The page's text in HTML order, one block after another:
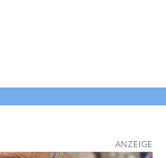
ANZEIGE